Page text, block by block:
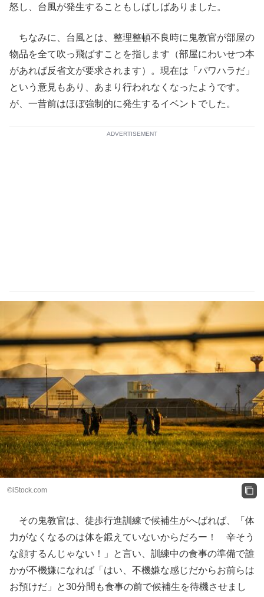
怒し、台風が発生することもしばしばありました。
ちなみに、台風とは、整理整頓不良時に鬼教官が部屋の
物品を全て吹っ飛ばすことを指します（部屋にわいせつ本
があれば反省文が要求されます）。現在は「パワハラだ」
という意見もあり、あまり行われなくなったようです。
が、一昔前はほぼ強制的に発生するイベントでした。
ADVERTISEMENT
©iStock.com
その鬼教官は、徒歩行進訓練で候補生がへばれば、「体
力がなくなるのは体を鍛えていないからだろー！ 辛そう
な顔するんじゃない！」と言い、訓練中の食事の準備で誰
かが不機嫌になれば「はい、不機嫌な感じだからお前らは
お預けだ」と30分間も食事の前で候補生を待機させまし